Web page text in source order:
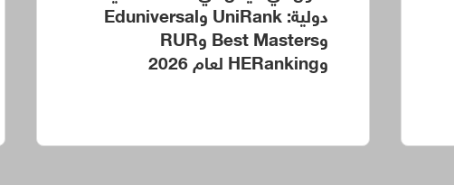
دولية: UniRank وEduniversal
وBest Masters وRUR
وHERanking لعام 2026